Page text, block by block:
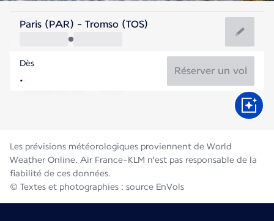
Norvège
Tromso
Norvège
Paris (PAR) - Tromso (TOS)
Dès
Réserver un vol
Les prévisions météorologiques proviennent de World
Weather Online. Air France-KLM n'est pas responsable de la
fiabilité de ces données.
© Textes et photographies : source EnVols